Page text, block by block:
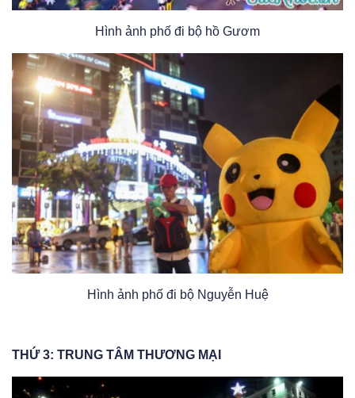
Hình ảnh phố đi bộ hồ Gươm
Hình ảnh phố đi bộ Nguyễn Huệ
THỨ 3: TRUNG TÂM THƯƠNG MẠI